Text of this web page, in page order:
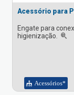
Acessório para
Engate para
higienização.
Acessórios*